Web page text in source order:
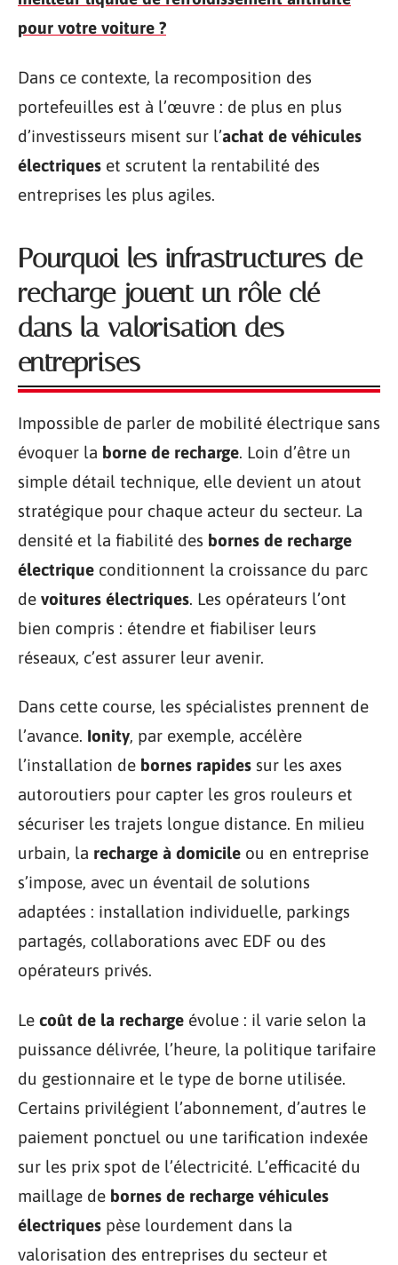
pour votre voiture ?
Dans ce contexte, la recomposition des
portefeuilles est à l’œuvre : de plus en plus
d’investisseurs misent sur l’achat de véhicules
électriques et scrutent la rentabilité des
entreprises les plus agiles.
Pourquoi les infrastructures de
recharge jouent un rôle clé
dans la valorisation des
entreprises
Impossible de parler de mobilité électrique sans
évoquer la borne de recharge. Loin d’être un
simple détail technique, elle devient un atout
stratégique pour chaque acteur du secteur. La
densité et la fiabilité des bornes de recharge
électrique conditionnent la croissance du parc
de voitures électriques. Les opérateurs l’ont
bien compris : étendre et fiabiliser leurs
réseaux, c’est assurer leur avenir.
Dans cette course, les spécialistes prennent de
l’avance. Ionity, par exemple, accélère
l’installation de bornes rapides sur les axes
autoroutiers pour capter les gros rouleurs et
sécuriser les trajets longue distance. En milieu
urbain, la recharge à domicile ou en entreprise
s’impose, avec un éventail de solutions
adaptées : installation individuelle, parkings
partagés, collaborations avec EDF ou des
opérateurs privés.
Le coût de la recharge évolue : il varie selon la
puissance délivrée, l’heure, la politique tarifaire
du gestionnaire et le type de borne utilisée.
Certains privilégient l’abonnement, d’autres le
paiement ponctuel ou une tarification indexée
sur les prix spot de l’électricité. L’efficacité du
maillage de bornes de recharge véhicules
électriques pèse lourdement dans la
valorisation des entreprises du secteur et